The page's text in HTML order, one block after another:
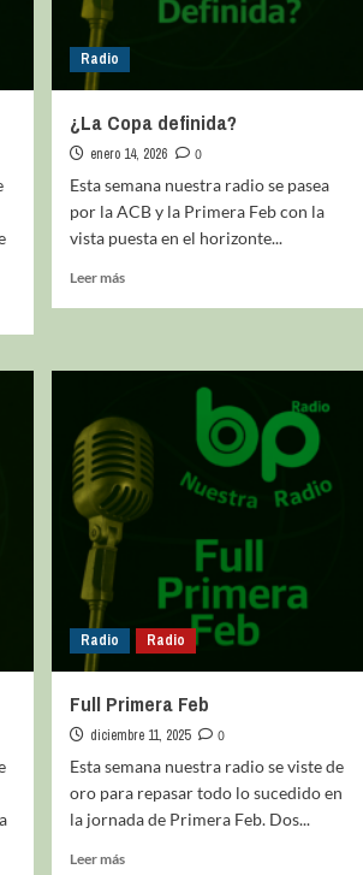
Radio
¿La Copa definida?
enero 14, 2026
0
Esta semana nuestra radio se pasea
por la ACB y la Primera Feb con la
vista puesta en el horizonte...
Leer más
Radio Radio
Full Primera Feb
diciembre 11, 2025
0
Esta semana nuestra radio se viste de
oro para repasar todo lo sucedido en
la jornada de Primera Feb. Dos...
Leer más
La entrevista bTactic
La entrevista bTactic
mayo 7, 2026
0
hacemos mayores. Vamos creciendo. Tanto así
el próximo 20 de mayo celebramos nuestro
cumpleaños. Y todo crecimiento conlleva
cambios. Cambio que...